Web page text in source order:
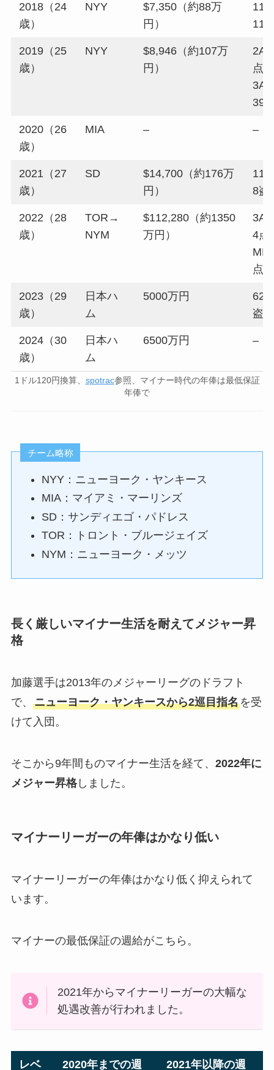
2018（24
歳）
NYY
$7,350（約88万
円）
118
11
2019（25
歳）
NYY
$8,946（約107万
円）
2A
点
3A
39
2020（26
歳）
MIA – –
2021（27
歳）
SD
$14,700（約176万
円）
114
8盗
2022（28
歳）
TOR→
NYM
$112,280（約1350
万円）
3A
4点
点
2023（29
歳）
日本ハ
ム
5000万円
62
盗
2024（30
歳）
日本ハ
ム
6500万円 –
1ドル120円換算、 spotrac参照、マイナー時代の年俸は最低保証
年俸で
チーム略称
NYY：ニューヨーク・ヤンキース
MIA：マイアミ・マーリンズ
SD：サンディエゴ・パドレス
TOR：トロント・ブルージェイズ
NYM：ニューヨーク・メッツ
長く厳しいマイナー生活を耐えてメジャー昇
格
加藤選手は2013年のメジャーリーグのドラフト
で、 ニューヨーク・ヤンキースから2巡目指名を受
けて入団。
そこから9年間ものマイナー生活を経て、 2022年に
メジャー昇格しました。
マイナーリーガーの年俸はかなり低い
マイナーリーガーの年俸はかなり低く抑えられて
います。
マイナーの最低保証の週給がこちら。
2021年からマイナーリーガーの大幅な
処遇改善が行われました。
レベ 2020年までの週 2021年以降の週